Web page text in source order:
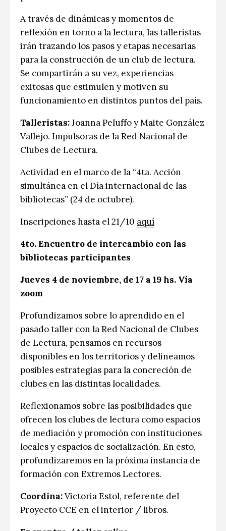
A través de dinámicas y momentos de
reflexión en torno a la lectura, las talleristas
irán trazando los pasos y etapas necesarias
para la construcción de un club de lectura.
Se compartirán a su vez, experiencias
exitosas que estimulen y motiven su
funcionamiento en distintos puntos del país.
Talleristas:Joanna Peluffo y Maite González
Vallejo. Impulsoras de la Red Nacional de
Clubes de Lectura.
Actividad en el marco de la “4ta. Acción
simultánea en el Día internacional de las
bibliotecas” (24 de octubre).
Inscripciones hasta el 21/10 aquí
4to. Encuentro de intercambio con las
bibliotecas participantes
Jueves 4 de noviembre, de 17 a 19 hs. Vía
zoom
Profundizamos sobre lo aprendido en el
pasado taller con la Red Nacional de Clubes
de Lectura, pensamos en recursos
disponibles en los territorios y delineamos
posibles estrategias para la concreción de
clubes en las distintas localidades.
Reflexionamos sobre las posibilidades que
ofrecen los clubes de lectura como espacios
de mediación y promoción con instituciones
locales y espacios de socialización. En esto,
profundizaremos en la próxima instancia de
formación con Extremos Lectores.
Coordina:Victoria Estol, referente del
Proyecto CCE en el interior / libros.